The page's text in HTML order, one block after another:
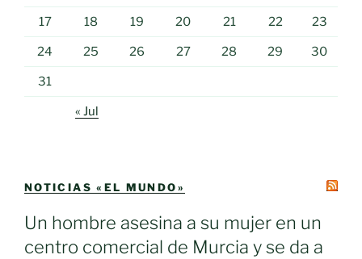
17 18 19 20 21 22 23
24 25 26 27 28 29 30
31
« Jul
NOTICIAS «EL MUNDO»
Un hombre asesina a su mujer en un
centro comercial de Murcia y se da a